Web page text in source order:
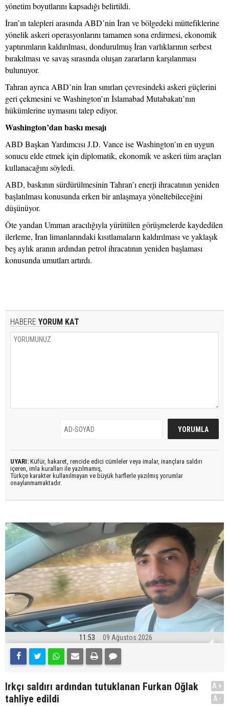
yönetim boyutlarını kapsadığı belirtildi.
İran’ın talepleri arasında ABD’nin İran ve bölgedeki müttefiklerine
yönelik askeri operasyonlarını tamamen sona erdirmesi, ekonomik
yaptırımların kaldırılması, dondurulmuş İran varlıklarının serbest
bırakılması ve savaş sırasında oluşan zararların karşılanması
bulunuyor.
Tahran ayrıca ABD’nin İran sınırları çevresindeki askeri güçlerini
geri çekmesini ve Washington’ın İslamabad Mutabakatı’nın
hükümlerine uymasını talep ediyor.
Washington’dan baskı mesajı
ABD Başkan Yardımcısı J.D. Vance ise Washington’ın en uygun
sonucu elde etmek için diplomatik, ekonomik ve askeri tüm araçları
kullanacağını söyledi.
ABD, baskının sürdürülmesinin Tahran’ı enerji ihracatının yeniden
başlatılması konusunda erken bir anlaşmaya yöneltebileceğini
düşünüyor.
Öte yandan Umman aracılığıyla yürütülen görüşmelerde kaydedilen
ilerleme, İran limanlarındaki kısıtlamaların kaldırılması ve yaklaşık
beş aylık aranın ardından petrol ihracatının yeniden başlaması
konusunda umutları artırdı.
HABERE YORUM KAT
UYARI: Küfür, hakaret, rencide edici cümleler veya imalar, inançlara saldırı
içeren, imla kuralları ile yazılmamış,
Türkçe karakter kullanılmayan ve büyük harflerle yazılmış yorumlar
onaylanmamaktadır.
11:53 09 Ağustos 2026
Irkçı saldırı ardından tutuklanan Furkan Oğlak
tahliye edildi
A+
A-